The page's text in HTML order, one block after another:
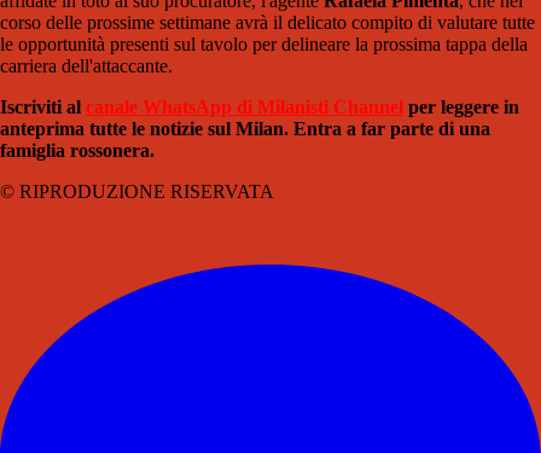
corso delle prossime settimane avrà il delicato compito di valutare tutte
le opportunità presenti sul tavolo per delineare la prossima tappa della
carriera dell'attaccante.
Iscriviti al canale WhatsApp di Milanisti Channel per leggere in
anteprima tutte le notizie sul Milan. Entra a far parte di una
famiglia rossonera.
© RIPRODUZIONE RISERVATA